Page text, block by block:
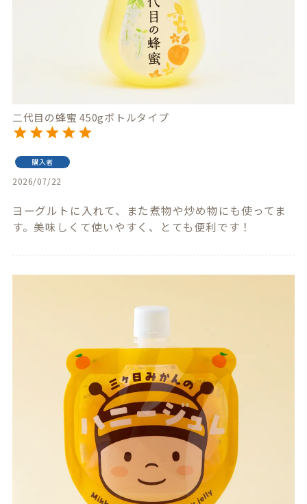
二代目の蜂蜜 450gボトルタイプ
購入者
2026/07/22
ヨーグルトに入れて、また煮物や炒め物にも使ってま
す。美味しくて使いやすく、とても便利です！